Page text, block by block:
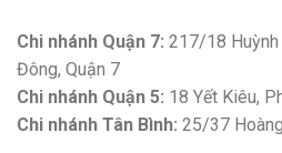
Chi nhánh Quận 7: 217/18 Huỳnh
Đông, Quận 7
Chi nhánh Quận 5: 18 Yết Kiêu,
Chi nhánh Tân Bình: 25/37 Hoàng